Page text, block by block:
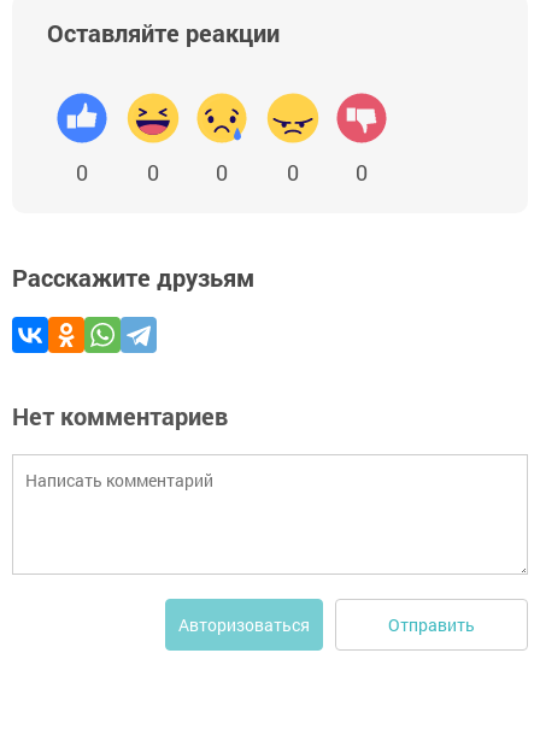
Оставляйте реакции
0 0 0 0 0
Расскажите друзьям
Нет комментариев
Авторизоваться Отправить